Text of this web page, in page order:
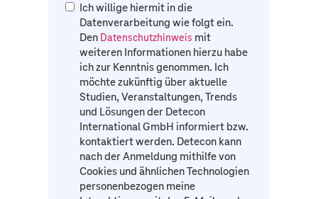
Ich willige hiermit in die
Datenverarbeitung wie folgt ein.
Den Datenschutzhinweis mit
weiteren Informationen hierzu habe
ich zur Kenntnis genommen. Ich
möchte zukünftig über aktuelle
Studien, Veranstaltungen, Trends
und Lösungen der Detecon
International GmbH informiert bzw.
kontaktiert werden. Detecon kann
nach der Anmeldung mithilfe von
Cookies und ähnlichen Technologien
personenbezogen meine